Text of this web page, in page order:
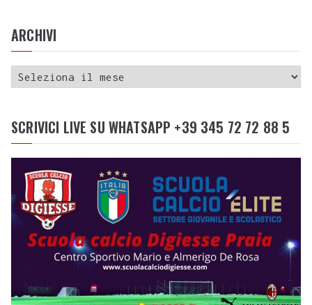
ARCHIVI
SCRIVICI LIVE SU WHATSAPP +39 345 72 72 88 5